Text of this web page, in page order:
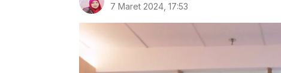
7 Maret 2024, 17:53